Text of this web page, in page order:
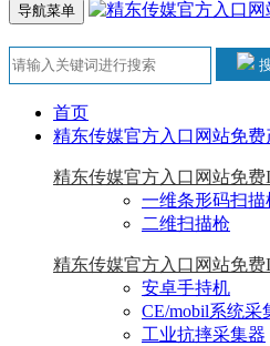
导航菜单
首页
精东传媒官方入口网站免费
精东传媒官方入口网站免
一维条形码扫描
二维扫描枪
精东传媒官方入口网站免
安卓手持机
CE/mobil系统采
工业抗摔采集器